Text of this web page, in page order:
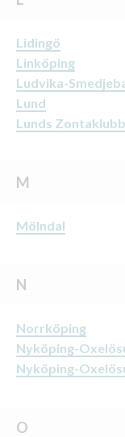
Lidingö
Linköping
Ludvika-
Lund
Lunds Zontaklubb
M
Mölndal
N
Norrköping
Nyköping-
Nyköping-
O